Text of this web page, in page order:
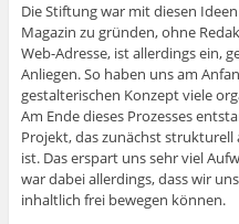
Die Stiftung war mit diesen
Magazin zu gründen, ohne
Web-Adresse, ist allerdings ein,
Anliegen. So haben uns am
gestalterischen Konzept viele
Am Ende dieses Prozesses
Projekt, das zunächst strukturell
ist. Das erspart uns sehr viel
war dabei allerdings, dass wir
inhaltlich frei bewegen können.